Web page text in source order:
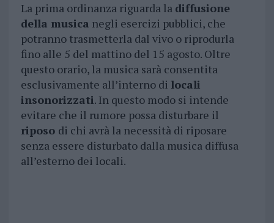
La prima ordinanza riguarda la diffusione
della musica negli esercizi pubblici, che
potranno trasmetterla dal vivo o riprodurla
fino alle 5 del mattino del 15 agosto. Oltre
questo orario, la musica sarà consentita
esclusivamente all’interno di locali
insonorizzati. In questo modo si intende
evitare che il rumore possa disturbare il
riposo di chi avrà la necessità di riposare
senza essere disturbato dalla musica diffusa
all’esterno dei locali.